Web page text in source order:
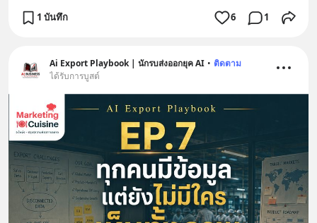
1 บันทึก 6 1
Ai Export Playbook | นักรบส่งออกยุค AI • ติดตาม
ได้รับการบูสต์